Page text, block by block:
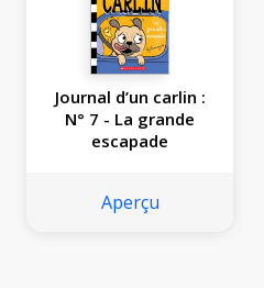
Journal d’un carlin :
N° 7 - La grande
escapade
Aperçu